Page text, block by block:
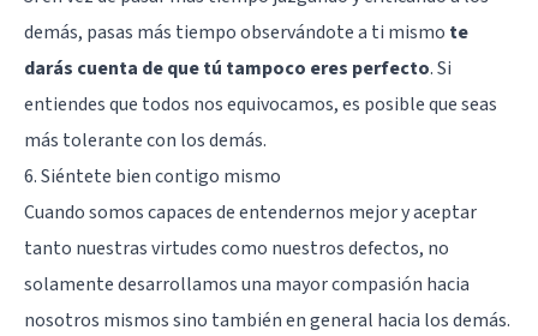
demás, pasas más tiempo observándote a ti mismo te
darás cuenta de que tú tampoco eres perfecto. Si
entiendes que todos nos equivocamos, es posible que seas
más tolerante con los demás.
6. Siéntete bien contigo mismo
Cuando somos capaces de entendernos mejor y aceptar
tanto nuestras virtudes como nuestros defectos, no
solamente desarrollamos una mayor compasión hacia
nosotros mismos sino también en general hacia los demás.